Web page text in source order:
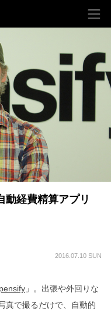
動経費精算アプリ
2016.07.10 SUN
」。出張や外回りな
真で撮るだけで、自動的